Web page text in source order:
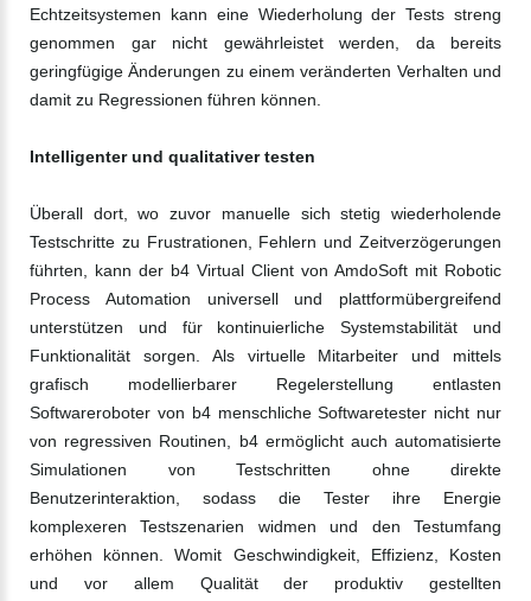
Echtzeitsystemen kann eine Wiederholung der Tests streng
genommen gar nicht gewährleistet werden, da bereits
geringfügige Änderungen zu einem veränderten Verhalten und
damit zu Regressionen führen können.
Intelligenter und qualitativer testen
Überall dort, wo zuvor manuelle sich stetig wiederholende
Testschritte zu Frustrationen, Fehlern und Zeitverzögerungen
führten, kann der b4 Virtual Client von AmdoSoft mit Robotic
Process Automation universell und plattformübergreifend
unterstützen und für kontinuierliche Systemstabilität und
Funktionalität sorgen. Als virtuelle Mitarbeiter und mittels
grafisch modellierbarer Regelerstellung entlasten
Softwareroboter von b4 menschliche Softwaretester nicht nur
von regressiven Routinen, b4 ermöglicht auch automatisierte
Simulationen von Testschritten ohne direkte
Benutzerinteraktion, sodass die Tester ihre Energie
komplexeren Testszenarien widmen und den Testumfang
erhöhen können. Womit Geschwindigkeit, Effizienz, Kosten
und vor allem Qualität der produktiv gestellten